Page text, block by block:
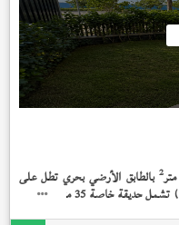
2بالطابق الأرضي بحري تطل على
) تشمل حديقة خاصة 35 متر تشطيب